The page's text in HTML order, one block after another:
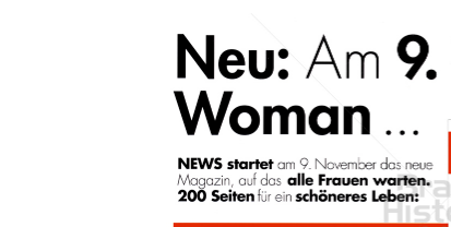
Einst und Heute
Marken
Konzerne